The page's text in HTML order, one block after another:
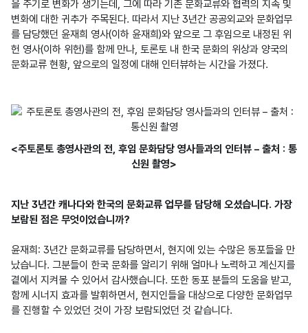
을 주기로 변화가 생기는데, 그에 따라 기존 문화교류와 협력의 지속 및
변화에 대한 귀추가 주목된다. 따라서 지난 3년간 공공외교와 문화업무
를 담당했던 윤재희 영사(이하 윤재희)와 앞으로 그 후임으로 내정된 위
헌 영사(이하 위헌)를 함께 만나, 토론토 내 한국 문화의 위상과 양국의
문화교류 현황, 앞으로의 일정에 대해 인터뷰하는 시간을 가졌다.
<주토론토 총영사관의 전, 후임 문화담당 영사들과의 인터뷰 – 출처 : 통
신원 촬영>
지난 3년간 캐나다와 한국의 문화교류 업무를 담당해 오셨습니다. 가장
보람된 점은 무엇이었습니까?
윤재희: 3년간 문화교류를 담당하면서, 현지에 있는 수많은 동포들을 만
났습니다. 그분들이 한국 문화를 알리기 위해 얼마나 노력하고 계신지를
곁에서 지켜볼 수 있어서 감사했습니다. 또한 동포 분들의 도움을 받고,
함께 시너지 효과를 발휘하면서, 현지인들을 대상으로 다양한 문화업무
를 진행할 수 있었던 것이 가장 보람되었던 것 같습니다.